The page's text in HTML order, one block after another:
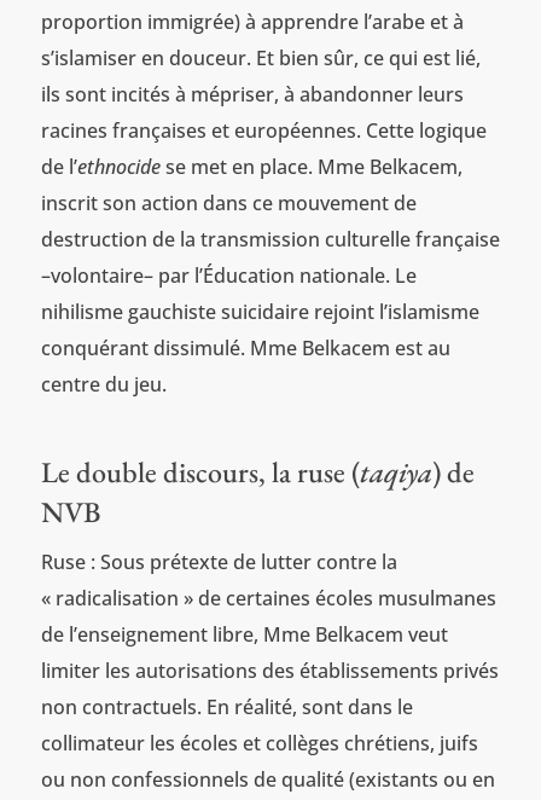
proportion immigrée) à apprendre l’arabe et à
s’islamiser en douceur. Et bien sûr, ce qui est lié,
ils sont incités à mépriser, à abandonner leurs
racines françaises et européennes. Cette logique
de l’ethnocidese met en place. Mme Belkacem,
inscrit son action dans ce mouvement de
destruction de la transmission culturelle française
–volontaire– par l’Éducation nationale. Le
nihilisme gauchiste suicidaire rejoint l’islamisme
conquérant dissimulé. Mme Belkacem est au
centre du jeu.
Le double discours, la ruse (taqiya) de
NVB
Ruse : Sous prétexte de lutter contre la
« radicalisation » de certaines écoles musulmanes
de l’enseignement libre, Mme Belkacem veut
limiter les autorisations des établissements privés
non contractuels. En réalité, sont dans le
collimateur les écoles et collèges chrétiens, juifs
ou non confessionnels de qualité (existants ou en